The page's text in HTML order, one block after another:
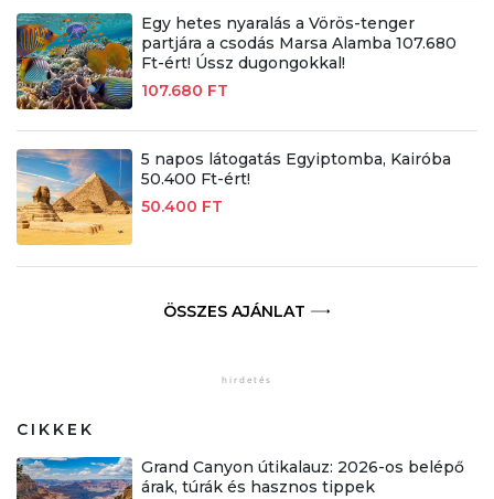
Egy hetes nyaralás a Vörös-tenger
partjára a csodás Marsa Alamba 107.680
Ft-ért! Ússz dugongokkal!
107.680 FT
5 napos látogatás Egyiptomba, Kairóba
50.400 Ft-ért!
50.400 FT
ÖSSZES AJÁNLAT
CIKKEK
Grand Canyon útikalauz: 2026-os belépő
árak, túrák és hasznos tippek